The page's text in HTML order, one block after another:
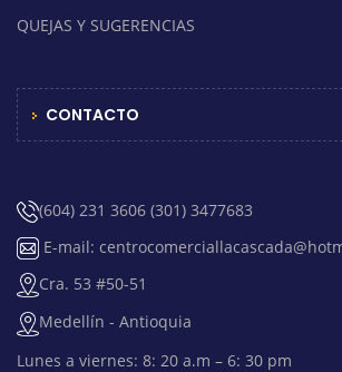
QUEJAS Y SUGERENCIAS
CONTACTO
(604) 231 3606 (301) 3477683
E-mail:
Cra. 53 #50-51
Medellín - Antioquia
Lunes a viernes: 8: 20 a.m – 6: 30 pm